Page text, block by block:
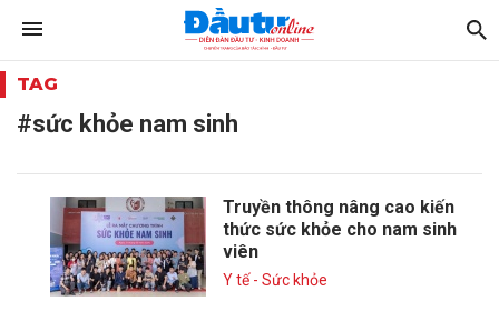
TAG
#sức khỏe nam sinh
Truyền thông nâng cao kiến
thức sức khỏe cho nam sinh
viên
Y tế - Sức khỏe